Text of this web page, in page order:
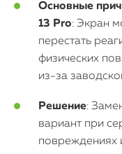
Контакты
Статьи
Основные
13 Pro: Экран
перестать
физических
из-за
Решение:
вариант при
повреждениях